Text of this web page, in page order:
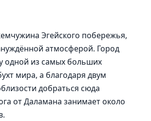
Эгейского побережья,
атмосферой. Город
одной из самых больших
мира, а благодаря двум
добраться сюда
от Даламана занимает около